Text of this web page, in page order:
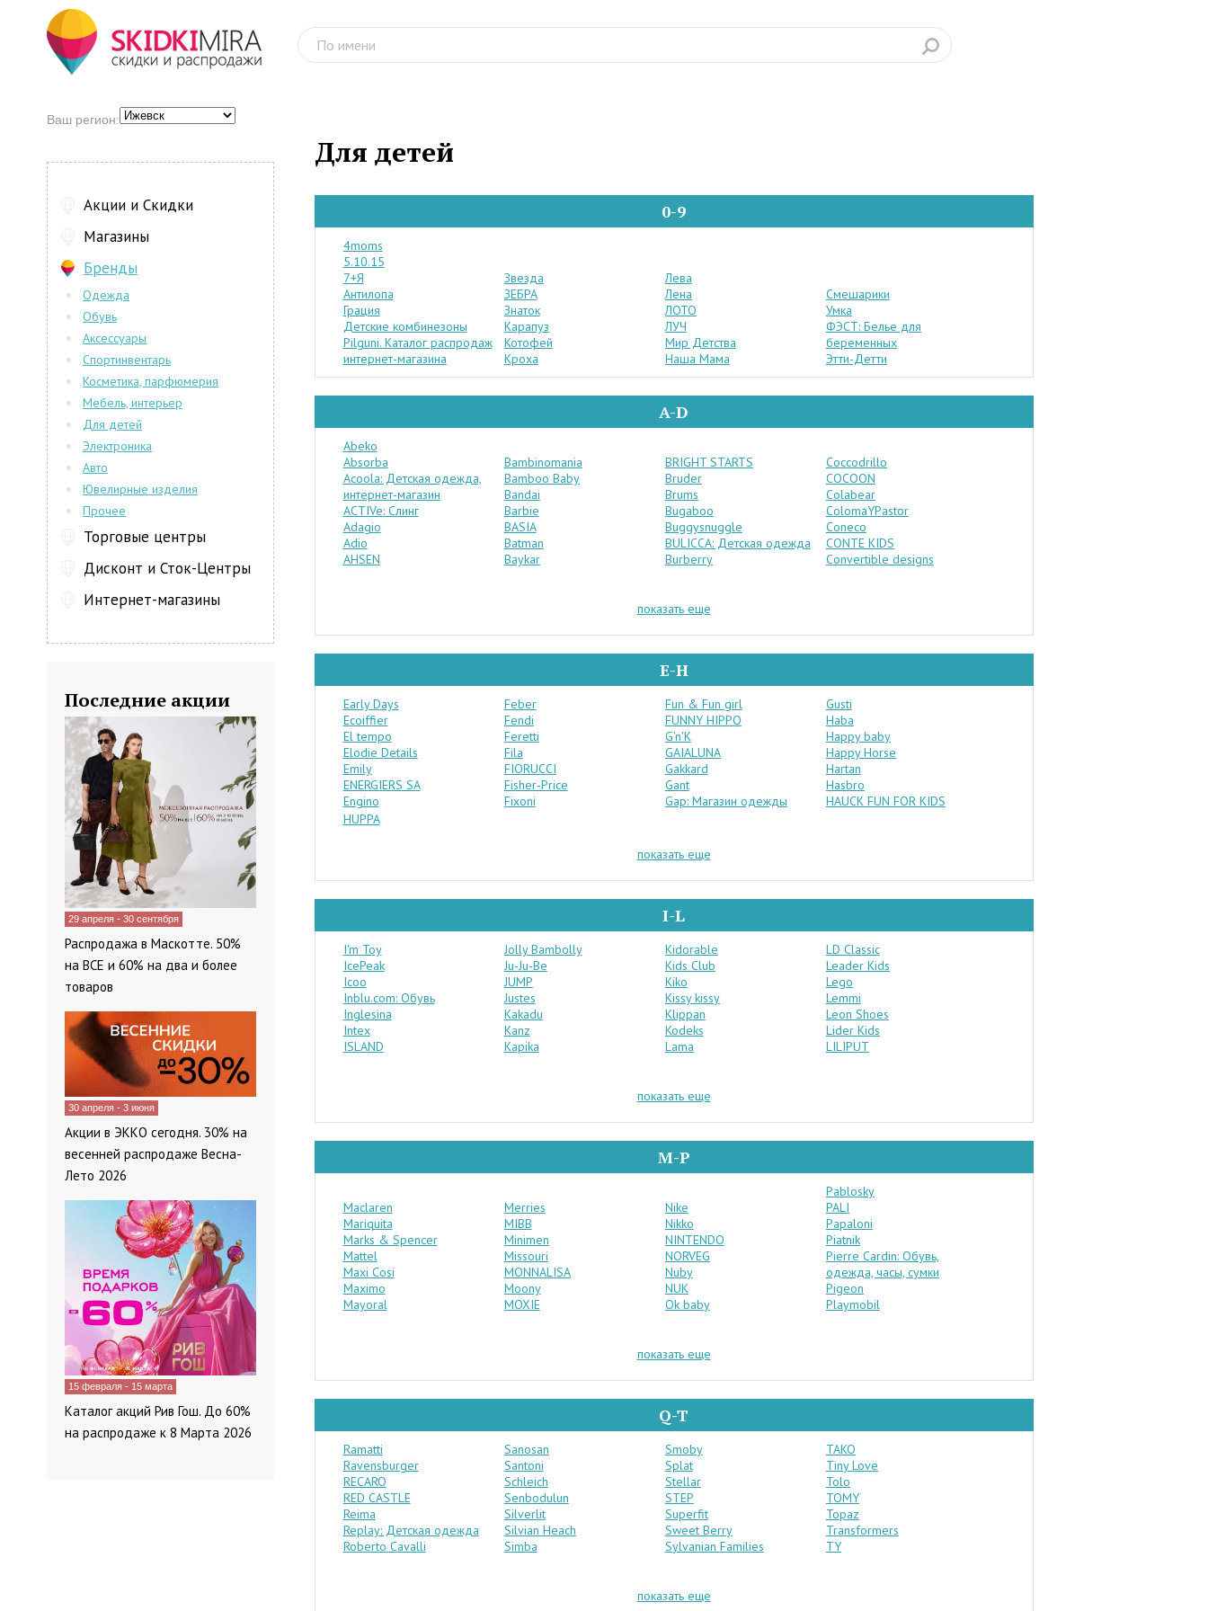
Для детей
0-9
4moms
5.10.15
7+Я
Антилопа
Грация
Детские комбинезоны
Pilguni. Каталог распродаж
интернет-магазина
Звезда
ЗЕБРА
Знаток
Карапуз
Котофей
Кроха
Лева
Лена
ЛОТО
ЛУЧ
Мир Детства
Наша Мама
Смешарики
Умка
ФЭСТ: Белье для
беременных
Этти-Детти
A-D
Abeko
Absorba
Acoola: Детская одежда,
интернет-магазин
ACTIVe: Слинг
Adagio
Adio
AHSEN
Bambinomania
Bamboo Baby
Bandai
Barbie
BASIA
Batman
Baykar
BRIGHT STARTS
Bruder
Brums
Bugaboo
Buggysnuggle
BULICCA: Детская одежда
Burberry
Coccodrillo
COCOON
Colabear
ColomaYPastor
Coneco
CONTE KIDS
Convertible designs
показать еще
E-H
Early Days
Ecoiffier
El tempo
Elodie Details
Emily
ENERGIERS SA
Engino
Feber
Fendi
Feretti
Fila
FIORUCCI
Fisher-Price
Fixoni
Fun & Fun girl
FUNNY HIPPO
G'n'K
GAIALUNA
Gakkard
Gant
Gap: Магазин одежды
Gusti
Haba
Happy baby
Happy Horse
Hartan
Hasbro
HAUCK FUN FOR KIDS
HUPPA
показать еще
I-L
I'm Toy
IcePeak
Icoo
Inblu.com: Обувь
Inglesina
Intex
ISLAND
Jolly Bambolly
Ju-Ju-Be
JUMP
Justes
Kakadu
Kanz
Kapika
Kidorable
Kids Club
Kiko
Kissy kissy
Klippan
Kodeks
Lama
LD Classic
Leader Kids
Lego
Lemmi
Leon Shoes
Lider Kids
LILIPUT
показать еще
M-P
Maclaren
Mariquita
Marks & Spencer
Mattel
Maxi Cosi
Maximo
Mayoral
Merries
MIBB
Minimen
Missouri
MONNALISA
Moony
MOXIE
Nike
Nikko
NINTENDO
NORVEG
Nuby
NUK
Ok baby
Pablosky
PALI
Papaloni
Piatnik
Pierre Cardin: Обувь,
одежда, часы, сумки
Pigeon
Playmobil
показать еще
Q-T
Ramatti
Ravensburger
RECARO
RED CASTLE
Reima
Replay: Детская одежда
Roberto Cavalli
Sanosan
Santoni
Schleich
Senbodulun
Silverlit
Silvian Heach
Simba
Smoby
Splat
Stellar
STEP
Superfit
Sweet Berry
Sylvanian Families
TAKO
Tiny Love
Tolo
TOMY
Topaz
Transformers
TY
показать еще
Ваш регион:
Акции и Скидки
Магазины
Бренды
Одежда
Обувь
Аксессуары
Спортинвентарь
Косметика, парфюмерия
Мебель, интерьер
Для детей
Электроника
Авто
Ювелирные изделия
Прочее
Торговые центры
Дисконт и Сток-Центры
Интернет-магазины
Последние акции
29 апреля - 30 сентября
Распродажа в Маскотте. 50%
на ВСЕ и 60% на два и более
товаров
30 апреля - 3 июня
Акции в ЭККО сегодня. 30% на
весенней распродаже Весна-
Лето 2026
15 февраля - 15 марта
Каталог акций Рив Гош. До 60%
на распродаже к 8 Марта 2026